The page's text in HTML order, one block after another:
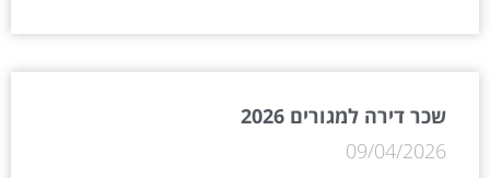
שכר דירה למגורים 2026
09/04/2026